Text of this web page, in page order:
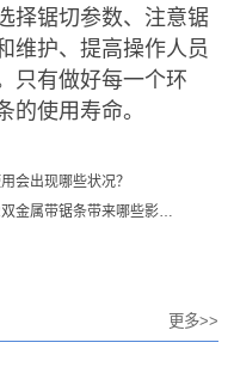
择锯切参数、注意锯
维护、提高操作人员
只有做好每一个环
的使用寿命。
会出现哪些状况？
河西切割过程中产生的高温会对m42双金属带锯条带来哪些影响？
更多>>